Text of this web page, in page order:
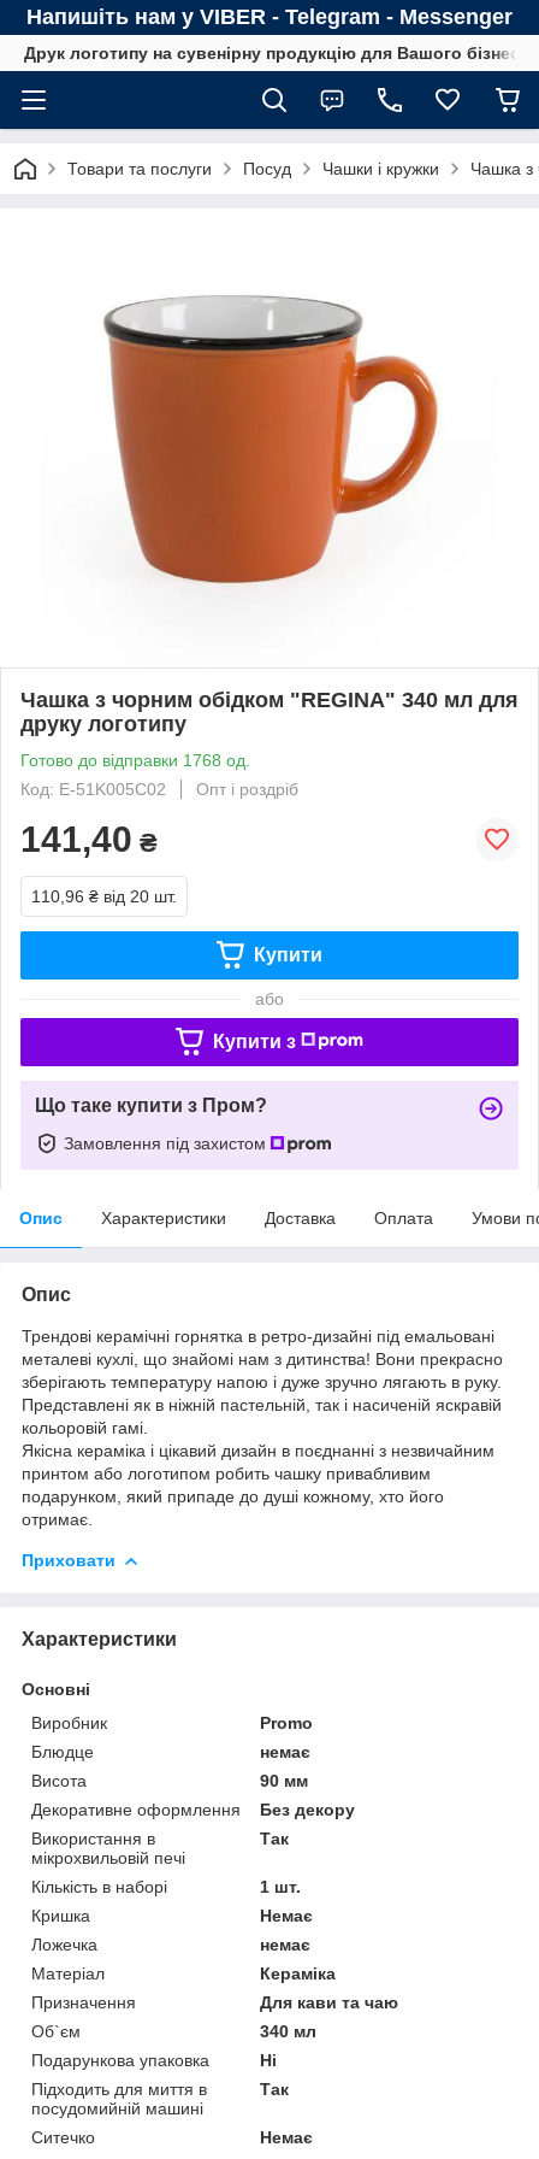
Напишіть нам у VIBER - Telegram - Messenger
Друк логотипу на сувенірну продукцію для Вашого бізнесу
Товари та послуги Посуд Чашки і кружки Чашка з
Чашка з чорним обідком "REGINA" 340 мл для
друку логотипу
Готово до відправки 1768 од.
Код: Е-51K005C02
Опт і роздріб
141,40 ₴
110,96 ₴ від 20 шт.
Купити
або
Купити з
Що таке купити з Пром?
Замовлення під захистом
Опис Характеристики Доставка Оплата Умови
Опис
Трендові керамічні горнятка в ретро-дизайні під емальовані
металеві кухлі, що знайомі нам з дитинства! Вони прекрасно
зберігають температуру напою і дуже зручно лягають в руку.
Представлені як в ніжній пастельній, так і насиченій яскравій
кольоровій гамі.
Якісна кераміка і цікавий дизайн в поєднанні з незвичайним
принтом або логотипом робить чашку привабливим
подарунком, який припаде до душі кожному, хто його
отримає.
Приховати
Характеристики
Основні
Виробник
Promo
Блюдце
немає
Висота
90 мм
Декоративне оформлення
Без декору
Використання в
мікрохвильовій печі
Так
Кількість в наборі
1 шт.
Кришка
Немає
Ложечка
немає
Матеріал
Кераміка
Призначення
Для кави та чаю
Об`єм
340 мл
Подарункова упаковка
Ні
Підходить для миття в
посудомийній машині
Так
Ситечко
Немає